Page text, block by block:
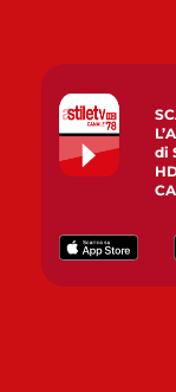
di